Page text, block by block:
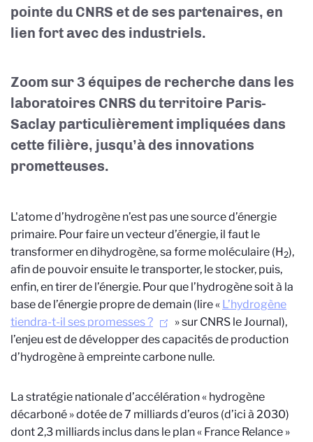
pointe du CNRS et de ses partenaires, en
lien fort avec des industriels.
Zoom sur 3 équipes de recherche dans les
laboratoires CNRS du territoire Paris-
Saclay particulièrement impliquées dans
cette filière, jusqu’à des innovations
prometteuses.
L'atome d’hydrogène n’est pas une source d’énergie
primaire. Pour faire un vecteur d’énergie, il faut le
transformer en dihydrogène, sa forme moléculaire (H2),
afin de pouvoir ensuite le transporter, le stocker, puis,
enfin, en tirer de l’énergie. Pour que l’hydrogène soit à la
base de l’énergie propre de demain (lire « L’hydrogène
tiendra-t-il ses promesses ?
» sur CNRS le Journal),
l’enjeu est de développer des capacités de production
d’hydrogène à empreinte carbone nulle.
La stratégie nationale d’accélération « hydrogène
décarboné » dotée de 7 milliards d’euros (d’ici à 2030)
dont 2,3 milliards inclus dans le plan « France Relance »